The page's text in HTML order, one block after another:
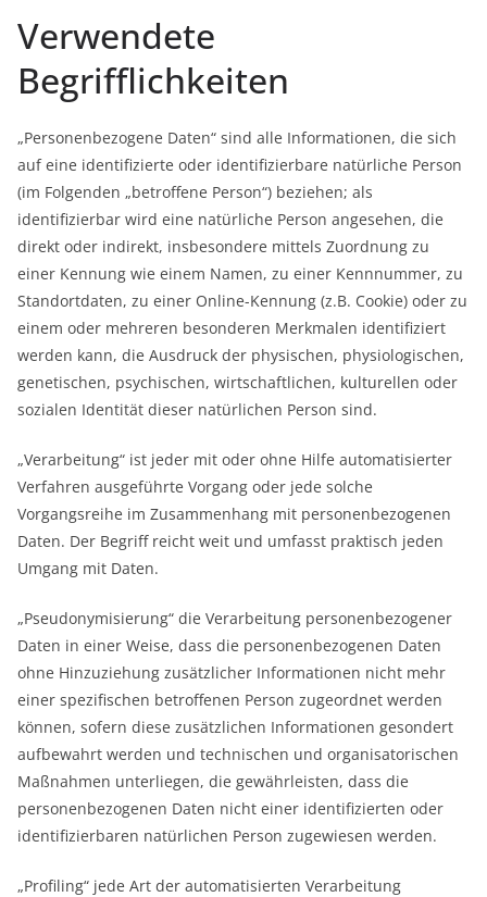
Verwendete
Begrifflichkeiten
„Personenbezogene Daten“ sind alle Informationen, die sich
auf eine identifizierte oder identifizierbare natürliche Person
(im Folgenden „betroffene Person“) beziehen; als
identifizierbar wird eine natürliche Person angesehen, die
direkt oder indirekt, insbesondere mittels Zuordnung zu
einer Kennung wie einem Namen, zu einer Kennnummer, zu
Standortdaten, zu einer Online-Kennung (z.B. Cookie) oder zu
einem oder mehreren besonderen Merkmalen identifiziert
werden kann, die Ausdruck der physischen, physiologischen,
genetischen, psychischen, wirtschaftlichen, kulturellen oder
sozialen Identität dieser natürlichen Person sind.
„Verarbeitung“ ist jeder mit oder ohne Hilfe automatisierter
Verfahren ausgeführte Vorgang oder jede solche
Vorgangsreihe im Zusammenhang mit personenbezogenen
Daten. Der Begriff reicht weit und umfasst praktisch jeden
Umgang mit Daten.
„Pseudonymisierung“ die Verarbeitung personenbezogener
Daten in einer Weise, dass die personenbezogenen Daten
ohne Hinzuziehung zusätzlicher Informationen nicht mehr
einer spezifischen betroffenen Person zugeordnet werden
können, sofern diese zusätzlichen Informationen gesondert
aufbewahrt werden und technischen und organisatorischen
Maßnahmen unterliegen, die gewährleisten, dass die
personenbezogenen Daten nicht einer identifizierten oder
identifizierbaren natürlichen Person zugewiesen werden.
„Profiling“ jede Art der automatisierten Verarbeitung